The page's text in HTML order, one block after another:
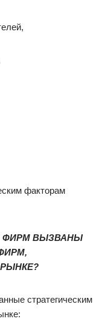
факторам
ФИРМ ВЫЗВАНЫ
стратегическим